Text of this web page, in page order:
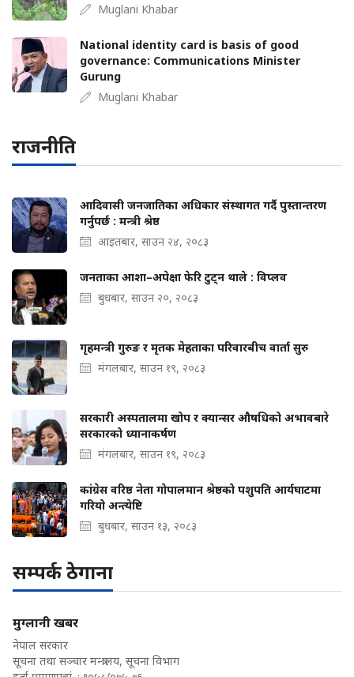
Muglani Khabar
National identity card is basis of good
governance: Communications Minister
Gurung
Muglani Khabar
राजनीति
आदिवासी जनजातिका अधिकार संस्थागत गर्दै पुस्तान्तरण
गर्नुपर्छ : मन्त्री श्रेष्ठ
आइतबार, साउन २४, २०८३
जनताका आशा–अपेक्षा फेरि टुट्न थाले : विप्लव
बुधबार, साउन २०, २०८३
गृहमन्त्री गुरुङ र मृतक मेहताका परिवारबीच वार्ता सुरु
मंगलबार, साउन १९, २०८३
सरकारी अस्पतालमा खोप र क्यान्सर औषधिको अभावबारे
सरकारको ध्यानाकर्षण
मंगलबार, साउन १९, २०८३
कांग्रेस वरिष्ठ नेता गोपालमान श्रेष्ठको पशुपति आर्यघाटमा
गरियो अन्त्येष्टि
बुधबार, साउन १३, २०८३
सम्पर्क ठेगाना
मुग्लानी खबर
नेपाल सरकार
सूचना तथा सञ्चार मन्त्रालय, सूचना विभाग